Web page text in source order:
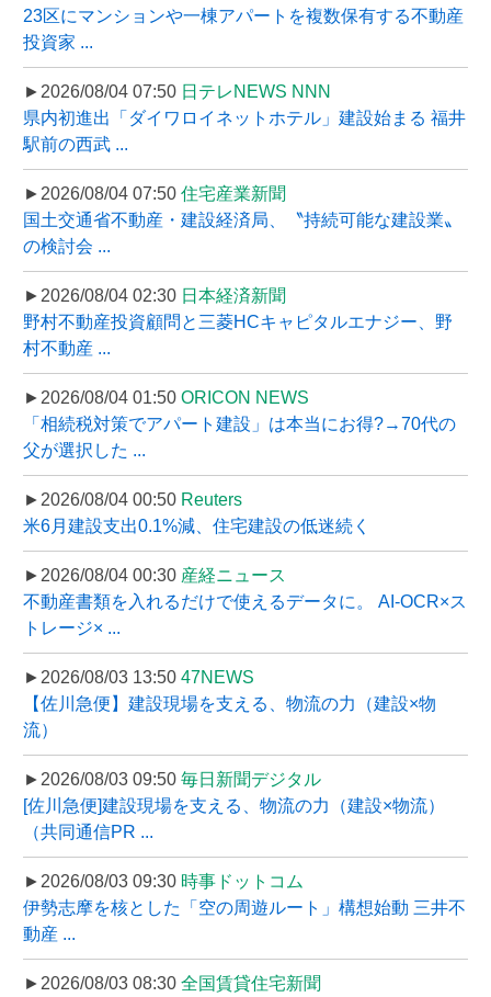
23区にマンションや一棟アパートを複数保有する不動産
投資家 ...
►2026/08/04 07:50 日テレNEWS NNN
県内初進出「ダイワロイネットホテル」建設始まる 福井
駅前の西武 ...
►2026/08/04 07:50 住宅産業新聞
国土交通省不動産・建設経済局、〝持続可能な建設業〟
の検討会 ...
►2026/08/04 02:30 日本経済新聞
野村不動産投資顧問と三菱HCキャピタルエナジー、野
村不動産 ...
►2026/08/04 01:50 ORICON NEWS
「相続税対策でアパート建設」は本当にお得?→70代の
父が選択した ...
►2026/08/04 00:50 Reuters
米6月建設支出0.1%減、住宅建設の低迷続く
►2026/08/04 00:30 産経ニュース
不動産書類を入れるだけで使えるデータに。 AI-OCR×ス
トレージ× ...
►2026/08/03 13:50 47NEWS
【佐川急便】建設現場を支える、物流の力（建設×物
流）
►2026/08/03 09:50 毎日新聞デジタル
[佐川急便]建設現場を支える、物流の力（建設×物流）
（共同通信PR ...
►2026/08/03 09:30 時事ドットコム
伊勢志摩を核とした「空の周遊ルート」構想始動 三井不
動産 ...
►2026/08/03 08:30 全国賃貸住宅新聞